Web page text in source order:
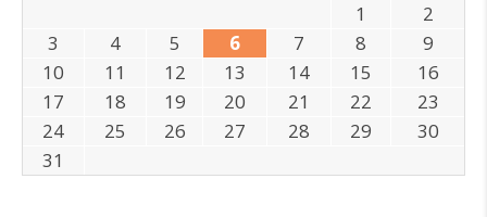
1
2
3
4 5 6 7 8
9
10
11 12 13 14 15
16
17
18 19 20 21 22
23
24
25 26 27 28 29
30
31